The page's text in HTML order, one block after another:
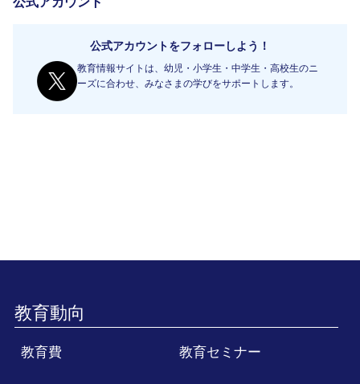
公式アカウントをフォローしよう！
教育情報サイトは、幼児・小学生・中学生・高校生のニ
ーズに合わせ、みなさまの学びをサポートします。
教育動向
教育費 教育セミナー